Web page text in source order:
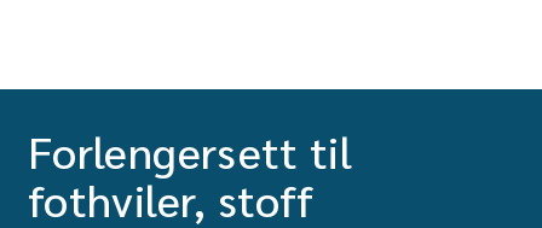
Forlengersett til
fothviler, stoff